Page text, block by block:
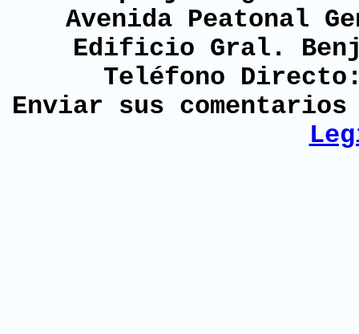
Avenida Peatonal
Edificio Gral.
Teléfono
Enviar sus